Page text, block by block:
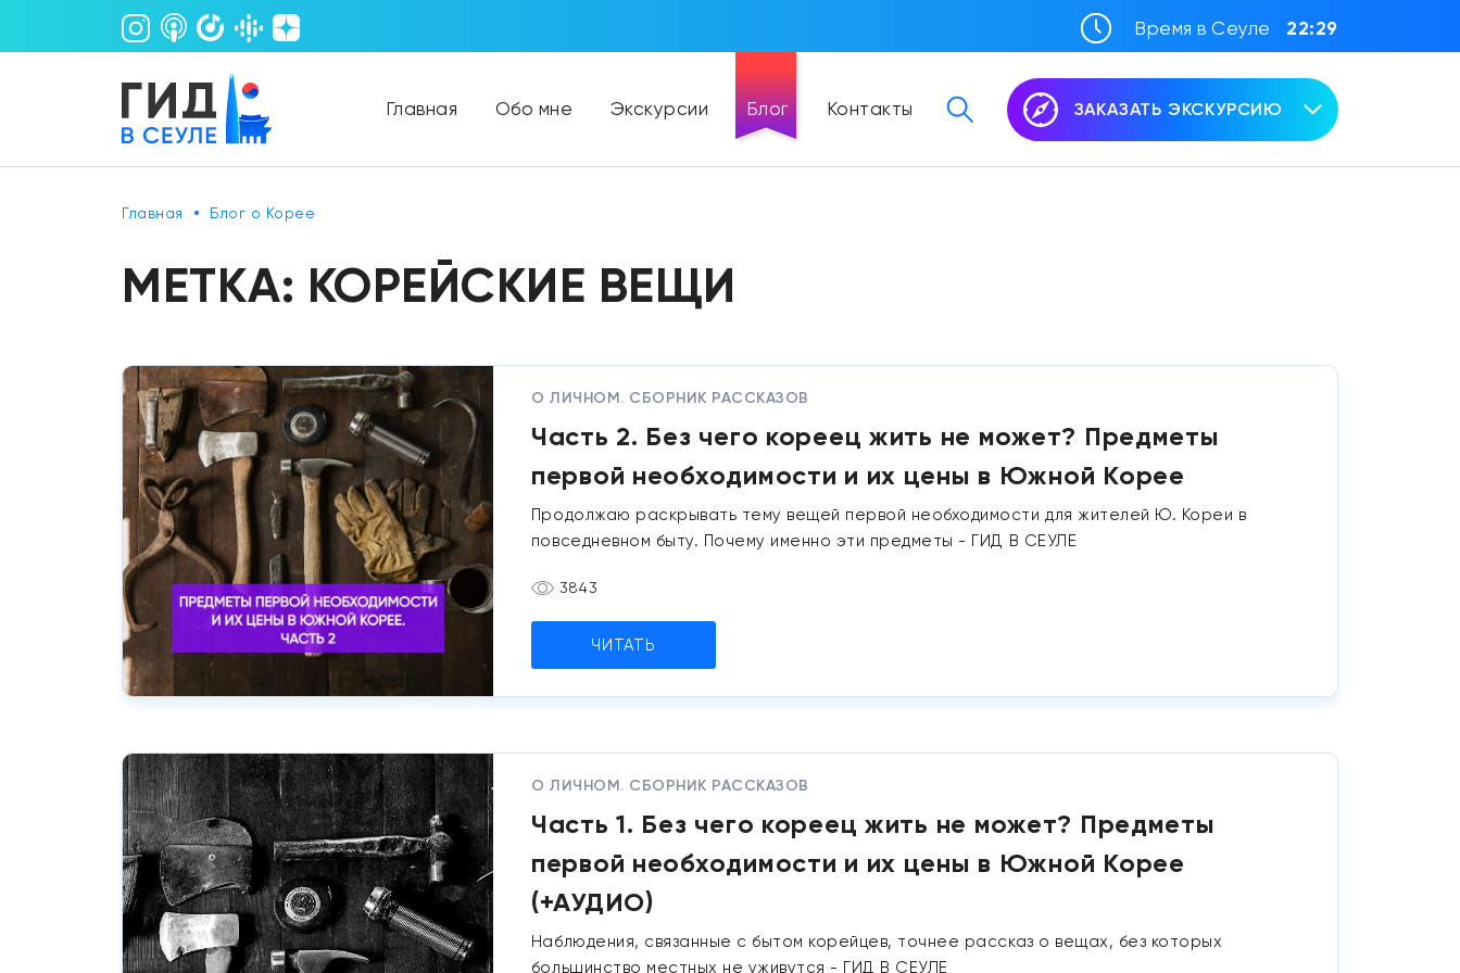
Время в Сеуле 22:29
Главная Обо мне Экскурсии Блог Контакты ЗАКАЗАТЬ ЭКСКУРСИЮ
Главная Блог о Корее
МЕТКА: КОРЕЙСКИЕ ВЕЩИ
О ЛИЧНОМ. СБОРНИК РАССКАЗОВ
Часть 2. Без чего кореец жить не может? Предметы
первой необходимости и их цены в Южной Корее
Продолжаю раскрывать тему вещей первой необходимости для жителей Ю. Кореи в
повседневном быту. Почему именно эти предметы - ГИД В СЕУЛЕ
3843
ЧИТАТЬ
О ЛИЧНОМ. СБОРНИК РАССКАЗОВ
Часть 1. Без чего кореец жить не может? Предметы
первой необходимости и их цены в Южной Корее
(+АУДИО)
Наблюдения, связанные с бытом корейцев, точнее рассказ о вещах, без которых
большинство местных не уживутся - ГИД В СЕУЛЕ